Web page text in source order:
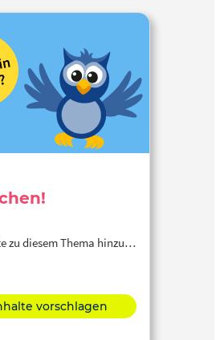
zu diesem Thema hinzu…
vorschlagen